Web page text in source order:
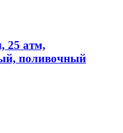
25 атм,
поливочный